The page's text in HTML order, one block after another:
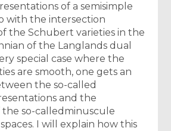
of a semisimple
with the intersection
the Schubert varieties in the
of the Langlands dual
special case where the
are smooth, one gets an
the so-called
and the
so-calledminuscule
I will explain how this